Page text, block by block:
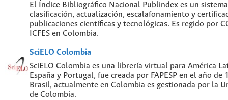
El Índice Bibliográfico Nacional Publindex es un
clasificación, actualización, escalafonamiento y
publicaciones científicas y tecnológicas. Es regido por
ICFES en Colombia.
SciELO Colombia
SciELO Colombia es una librería virtual para América
España y Portugal, fue creada por FAPESP en el año de
Brasil, actualmente en Colombia es gestionada por la
de Colombia.